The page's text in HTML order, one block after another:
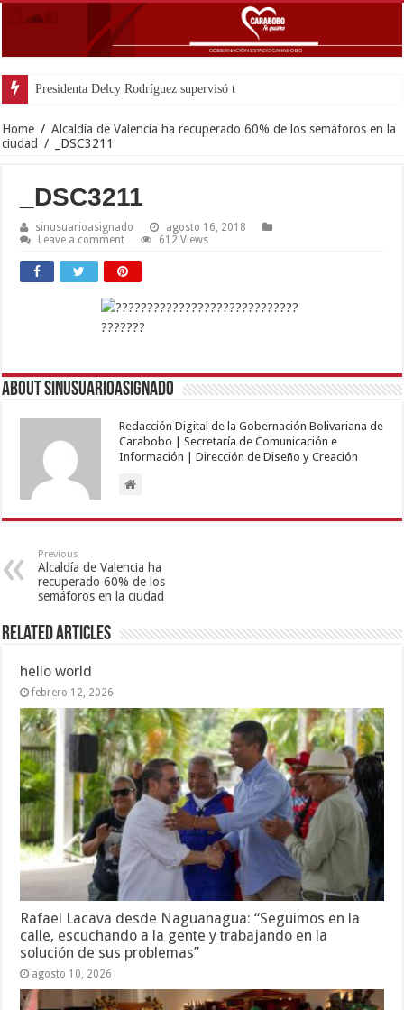
Presidenta Delcy Rodríguez supervisó trabajos de rec
Home / Alcaldía de Valencia ha recuperado 60% de los semáforos en la
ciudad / _DSC3211
_DSC3211
sinusuarioasignado
agosto 16, 2018
Leave a comment
612 Views
About sinusuarioasignado
Redacción Digital de la Gobernación Bolivariana de
Carabobo | Secretaría de Comunicación e
Información | Dirección de Diseño y Creación
Previous
Alcaldía de Valencia ha
recuperado 60% de los
semáforos en la ciudad
Related Articles
hello world
febrero 12, 2026
Rafael Lacava desde Naguanagua: “Seguimos en la
calle, escuchando a la gente y trabajando en la
solución de sus problemas”
agosto 10, 2026